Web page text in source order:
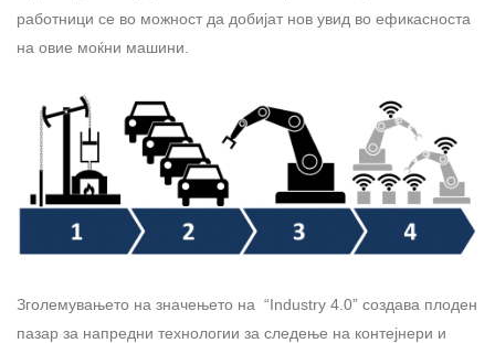
работници се во можност да добијат нов увид во ефикасноста
на овие моќни машини.
Зголемувањето на значењето на “Industry 4.0” создава плоден
пазар за напредни технологии за следење на контејнери и